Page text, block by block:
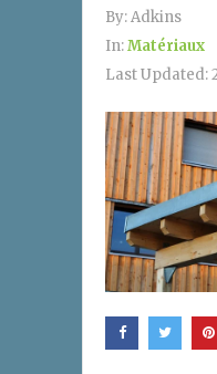
By:Adkins
In:Matériaux
Last Updated: